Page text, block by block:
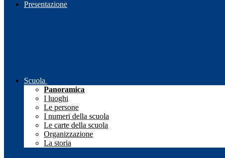
Presentazione
Scuola
Panoramica
I luoghi
Le persone
I numeri della scuola
Le carte della scuola
Organizzazione
La storia